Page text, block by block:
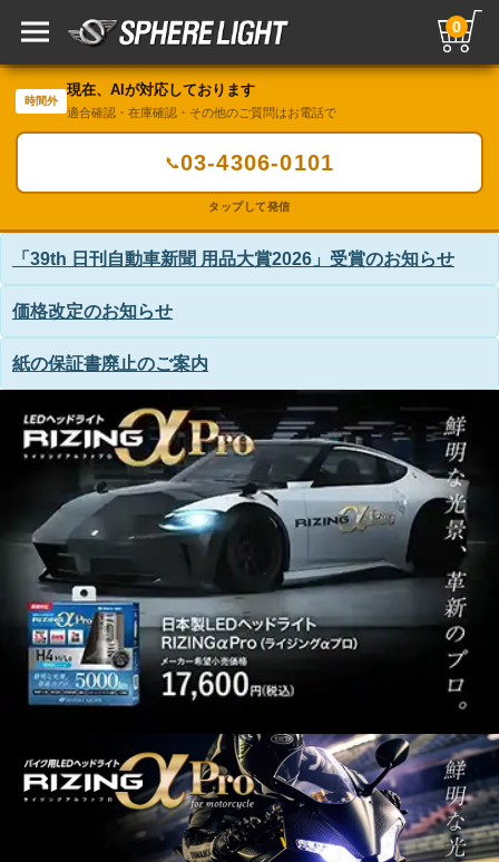
0
時間外
現在、AIが対応しております
適合確認・在庫確認・その他のご質問はお電話で
📞03-4306-0101
タップして発信
「39th 日刊自動車新聞 用品大賞2026」受賞のお知らせ
価格改定のお知らせ
紙の保証書廃止のご案内